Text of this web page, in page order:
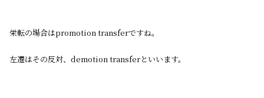
栄転の場合はpromotion transferですね。
左遷はその反対、demotion transferといいます。